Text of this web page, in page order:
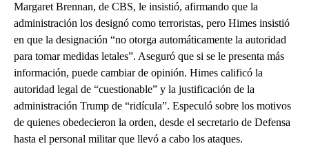
Margaret Brennan, de CBS, le insistió, afirmando que la
administración los designó como terroristas, pero Himes insistió
en que la designación “no otorga automáticamente la autoridad
para tomar medidas letales”. Aseguró que si se le presenta más
información, puede cambiar de opinión. Himes calificó la
autoridad legal de “cuestionable” y la justificación de la
administración Trump de “ridícula”. Especuló sobre los motivos
de quienes obedecieron la orden, desde el secretario de Defensa
hasta el personal militar que llevó a cabo los ataques.